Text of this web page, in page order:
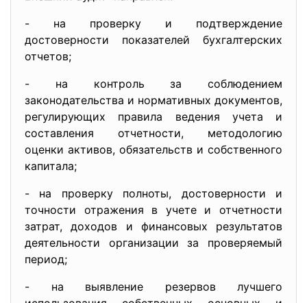
- на проверку и подтверждение
достоверности показателей бухгалтерских
отчетов;
- на контроль за соблюдением
законодательства и нормативных документов,
регулирующих правила ведения учета и
составления отчетности, методологию
оценки активов, обязательств и собственного
капитала;
- на проверку полноты, достоверности и
точности отражения в учете и отчетности
затрат, доходов и финансовых результатов
деятельности организации за проверяемый
период;
- на выявление резервов лучшего